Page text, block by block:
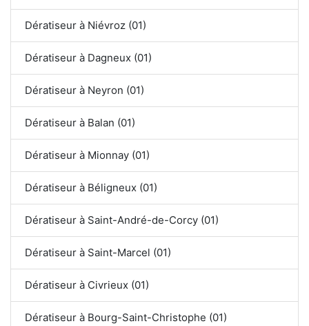
Dératiseur à Niévroz (01)
Dératiseur à Dagneux (01)
Dératiseur à Neyron (01)
Dératiseur à Balan (01)
Dératiseur à Mionnay (01)
Dératiseur à Béligneux (01)
Dératiseur à Saint-André-de-Corcy (01)
Dératiseur à Saint-Marcel (01)
Dératiseur à Civrieux (01)
Dératiseur à Bourg-Saint-Christophe (01)